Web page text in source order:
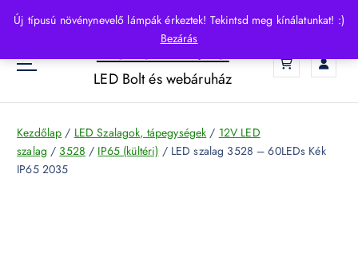
Új típusú növénynevelő lámpák érkeztek! Tekintsd meg kínálatunkat! :)
Bezárás
p
o
HelloLED.hu
LED Bolt és webáruház
Kezdőlap / LED Szalagok, tápegységek / 12V LED
szalag / 3528 / IP65 (kültéri) / LED szalag 3528 – 60LEDs Kék
IP65 2035